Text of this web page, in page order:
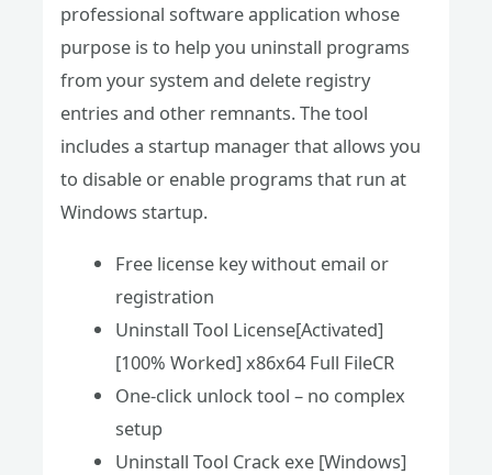
professional software application whose
purpose is to help you uninstall programs
from your system and delete registry
entries and other remnants. The tool
includes a startup manager that allows you
to disable or enable programs that run at
Windows startup.
Free license key without email or
registration
Uninstall Tool License[Activated]
[100% Worked] x86x64 Full FileCR
One-click unlock tool – no complex
setup
Uninstall Tool Crack exe [Windows]